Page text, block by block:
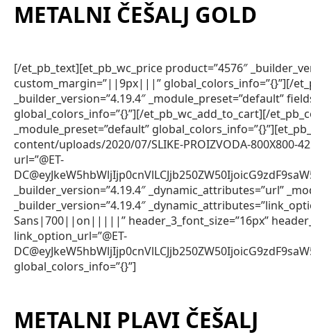
METALNI ČEŠALJ GOLD
[/et_pb_text][et_pb_wc_price product=”4576″
custom_margin=”||9px|||” global_colors_info=”{}”][/
_builder_version=”4.19.4″ _module_preset=”default”
global_colors_info=”{}”][/et_pb_wc_add_to_cart][/
_module_preset=”default”
content/uploads/2020/07/SLIKE-PROIZVODA-800X800-
url=”@ET-
_builder_version=”4.19.4″ _dynamic_attributes=”url”
_builder_version=”4.19.4″
Sans|700||on|||||” header_3_font_size=”16px”
link_option_url=”@ET-
global_colors_info=”{}”]
METALNI PLAVI ČEŠALJ